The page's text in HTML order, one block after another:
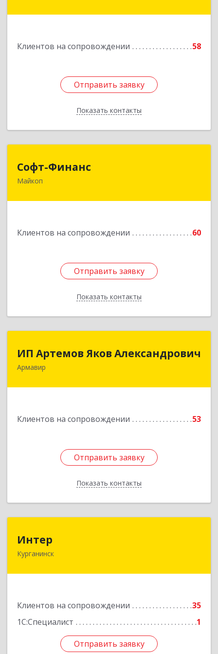
Клиентов на сопровождении 58
Отправить заявку
Показать контакты
Отправить заявку
Назад
Софт-Финанс
Майкоп
Клиентов на сопровождении 60
Отправить заявку
Показать контакты
385006, Адыгея Респ, Майкоп г, Калинина ул,
Отправить заявку
Назад
ИП Артемов Яков Александрович
Армавир
Клиентов на сопровождении 53
Отправить заявку
Показать контакты
Отправить заявку
Назад
Интер
Курганинск
Клиентов на сопровождении
35
1С:Специалист
1
Отправить заявку
352430, Краснодарский край, Курганинск г,
Отправить заявку